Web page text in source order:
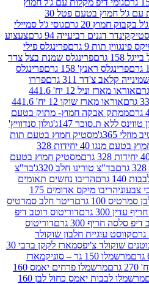
מקלות עם ג'ל חמוץ
גומי דיפ מקלות עם ג'ל חמוץ בטעם פטל 30
גרם
גוסי ג'ל סמיילי
רביעייה 94 גרם
צעצוע
גרם
פרינגלס פילי
פרינגלס שמנת בצל צדר
158 גרם
פרינגלס
311 גרם
פררו
אוראו מארז וניל 12 יח' 441.6
אוראו מארז שוקו 12 יח' 441.6
חמוץ- מתוק בטעם
147ג'
גולון סנדוויץ'
מסטיק חמוץ בטעם תות
מסטיק חמוץ בטעם מנגו 40 יחידות 328
מסטיק חמוץ בטעם
טורינו חלב 320ג'
בד"צ
הריבו נחשים תאומים
הריבו מיקס אדומים 175
ריטר חלב סמרטיס
דוריטוס רוטב דיפ
גרם
דוריטוס
חלבון שוקולד
צ'יפס
מארז לקקן ברבי 30
מארז
מרשמלו פרחים יאמס 160
מרשמלו לבבות יאמס כחול לבן 160